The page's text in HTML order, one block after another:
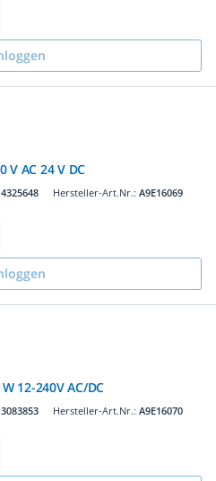
V AC 24 V DC
4325648 Hersteller-Art.Nr.: A9E16069
12-240V AC/DC
3083853 Hersteller-Art.Nr.: A9E16070